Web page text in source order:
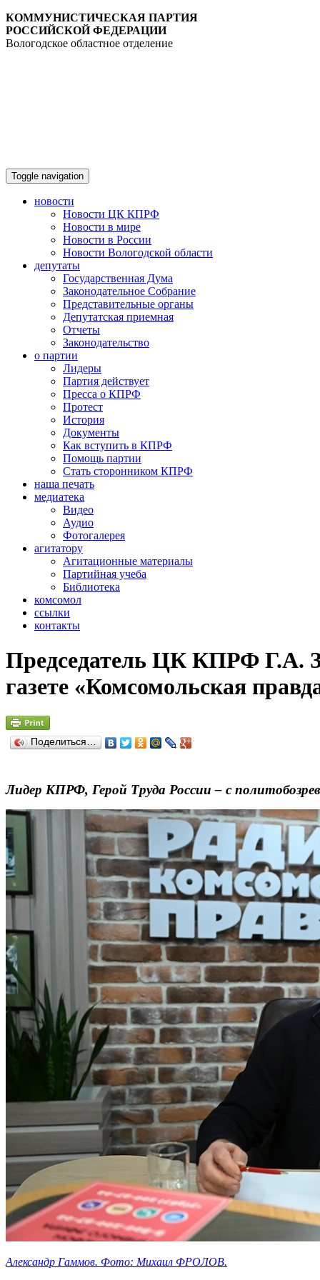
КОММУНИСТИЧЕСКАЯ ПАРТИЯ
РОССИЙСКОЙ ФЕДЕРАЦИИ
Вологодское областное отделение
Toggle navigation
новости
Новости ЦК КПРФ
Новости в мире
Новости в России
Новости Вологодской области
депутаты
Государственная Дума
Законодательное Собрание
Представительные органы
Депутатская приемная
Отчеты
Законодательство
о партии
Лидеры
Партия действует
Пресса о КПРФ
Протест
История
Документы
Как вступить в КПРФ
Помощь партии
Стать сторонником КПРФ
наша печать
медиатека
Видео
Аудио
Фотогалерея
агитатору
Агитационные материалы
Партийная учеба
Библиотека
комсомол
ссылки
контакты
Председатель ЦК КПРФ Г.А.
газете «Комсомольская
Поделиться…
Лидер КПРФ, Герой Труда России – с
Александр Гаммов. Фото: Михаил ФРОЛОВ.